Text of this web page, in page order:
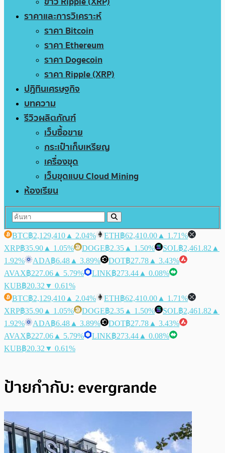
ราคาและการวิเคราะห์
ราคา Bitcoin
ราคา Ethereum
ราคา Dogecoin
ราคา Ripple (XRP)
ปฏิทินเศรษฐกิจ
บทความ
รีวิวผลิตภัณฑ์
เว็บซื้อขาย
กระเป๋าเก็บเหรียญ
เครื่องขุด
เว็บขุดแบบ Cloud Mining
ห้องเรียน
BTC฿2,129,410 ▲ 2.04% ETH฿62,410.00 ▲ 1.71%
XRP฿35.90 ▲ 1.05% DOGE฿2.35 ▲ 1.50% SOL฿2,461.82 ▲
1.92%
ADA฿6.48 ▲ 3.89% DOT฿27.78 ▲ 3.43%
AVAX฿227.06 ▲ 5.79% LINK฿273.44 ▲ 0.08%
KUB฿20.32 ▼ 0.61%
BTC฿2,129,410 ▲ 2.04% ETH฿62,410.00 ▲ 1.71%
XRP฿35.90 ▲ 1.05% DOGE฿2.35 ▲ 1.50% SOL฿2,461.82 ▲
1.92%
ADA฿6.48 ▲ 3.89% DOT฿27.78 ▲ 3.43%
AVAX฿227.06 ▲ 5.79% LINK฿273.44 ▲ 0.08%
KUB฿20.32 ▼ 0.61%
ป้ายกำกับ: evergrande